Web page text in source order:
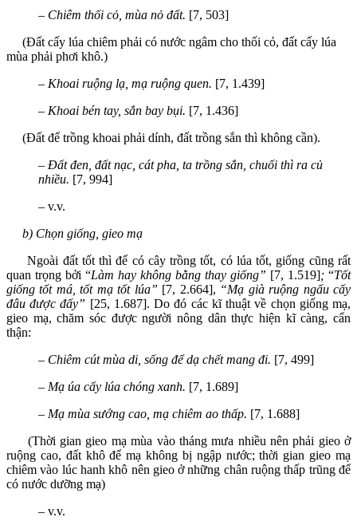
– Chiêm thối cỏ, mùa nỏ đất. [7, 503]
(Đất cấy lúa chiêm phải có nước ngâm cho thối cỏ, đất cấy lúa
mùa phải phơi khô.)
– Khoai ruộng lạ, mạ ruộng quen. [7, 1.439]
– Khoai bén tay, sắn bay bụi. [7, 1.436]
(Đất để trồng khoai phải dính, đất trồng sắn thì không cần).
– Đất đen, đất nạc, cát pha, ta trồng sắn, chuối thì ra củ
nhiều. [7, 994]
– v.v.
b) Chọn giống, gieo mạ
Ngoài đất tốt thì để có cây trồng tốt, có lúa tốt, giống cũng rất
quan trọng bởi “Làm hay không bằng thay giống” [7, 1.519]; “Tốt
giống tốt má, tốt mạ tốt lúa” [7, 2.664], “Mạ già ruộng ngấu cấy
đâu được đấy” [25, 1.687]. Do đó các kĩ thuật về chọn giống mạ,
gieo mạ, chăm sóc được người nông dân thực hiện kĩ càng, cẩn
thận:
– Chiêm cút mùa di, sống để dạ chết mang đi. [7, 499]
– Mạ úa cấy lúa chóng xanh. [7, 1.689]
– Mạ mùa sướng cao, mạ chiêm ao thấp. [7, 1.688]
(Thời gian gieo mạ mùa vào tháng mưa nhiều nên phải gieo ở
ruộng cao, đất khô để mạ không bị ngập nước; thời gian gieo mạ
chiêm vào lúc hanh khô nên gieo ở những chân ruộng thấp trũng để
có nước dưỡng mạ)
– v.v.